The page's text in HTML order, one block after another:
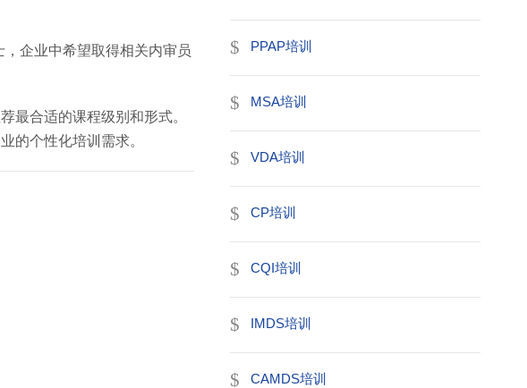
企业中希望取得相关内审员
最合适的课程级别和形式。
的个性化培训需求。
PPAP培训
MSA培训
VDA培训
CP培训
CQI培训
IMDS培训
CAMDS培训